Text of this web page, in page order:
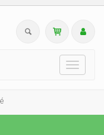
Toggle